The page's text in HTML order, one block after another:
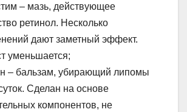
– мазь, действующее
ретинол. Несколько
дают заметный эффект.
уменьшается;
– бальзам, убирающий липомы
Сделан на основе
компонентов, не